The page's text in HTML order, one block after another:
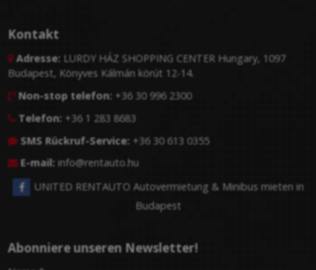
Kontakt
 Adresse: LURDY HÁZ SHOPPING CENTER Hungary, 1097
Budapest, Könyves Kálmán körút 12-14.
 Non-stop telefon: +36 30 996 2300
 Telefon: +36 1 283 8683
 SMS Rückruf-Service: +36 30 613 0355
 E-mail: info@rentauto.hu
UNITED RENTAUTO Autovermietung & Minibus mieten in
Budapest
Abonniere unseren Newsletter!